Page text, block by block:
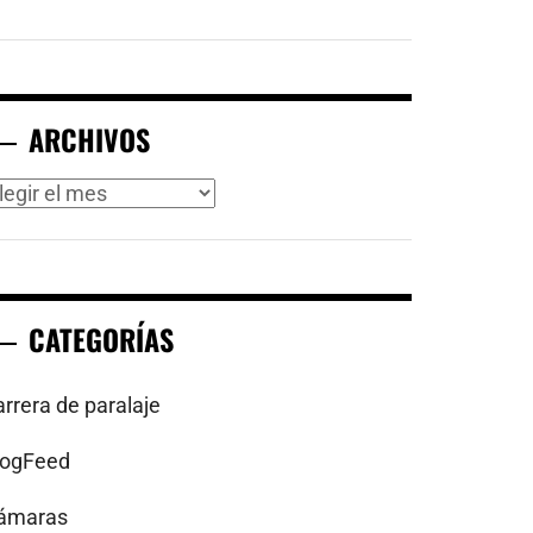
ARCHIVOS
CATEGORÍAS
de paralaje